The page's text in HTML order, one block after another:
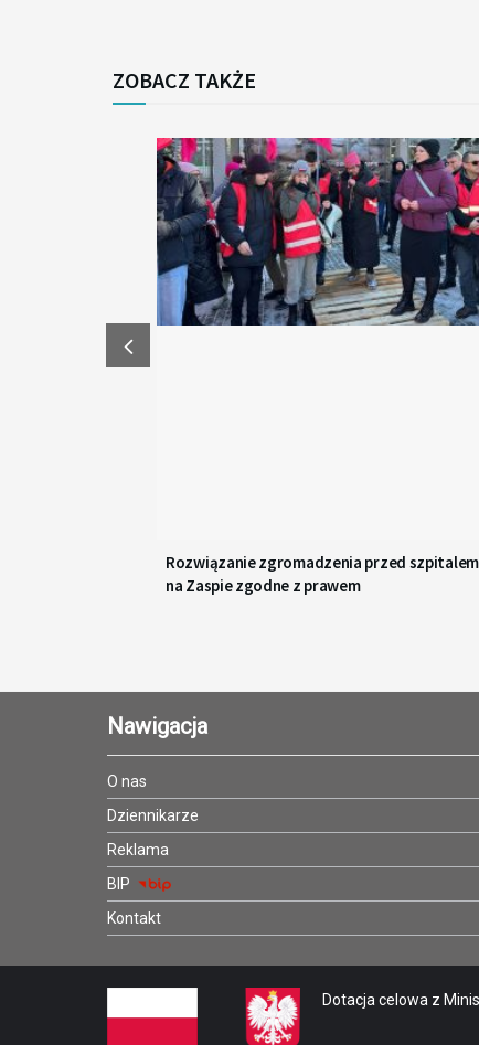
ZOBACZ TAKŻE
Rozwiązanie zgromadzenia przed szpitalem
na Zaspie zgodne z prawem
Nawigacja
O nas
Dziennikarze
Reklama
BIP
Kontakt
Dotacja celowa z